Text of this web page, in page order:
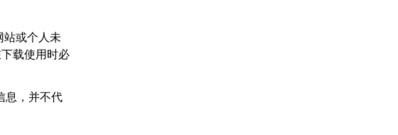
站或个人未
载使用时必
息，并不代